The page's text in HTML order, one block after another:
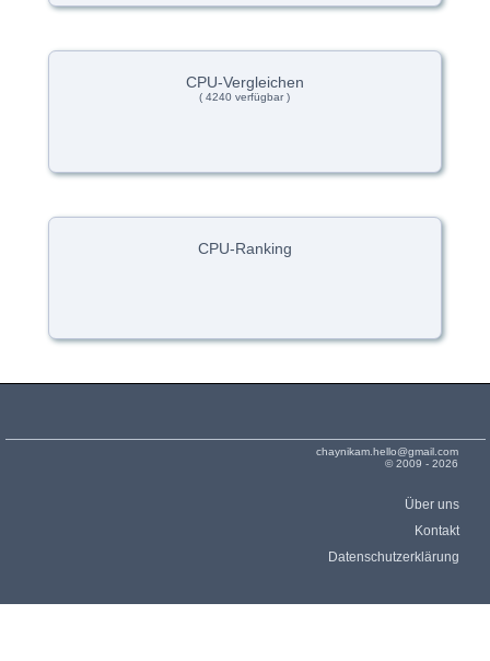
CPU-Vergleichen
( 4240 verfügbar )
CPU-Ranking
chaynikam.hello@gmail.com
© 2009 - 2026
Über uns
Kontakt
Datenschutzerklärung